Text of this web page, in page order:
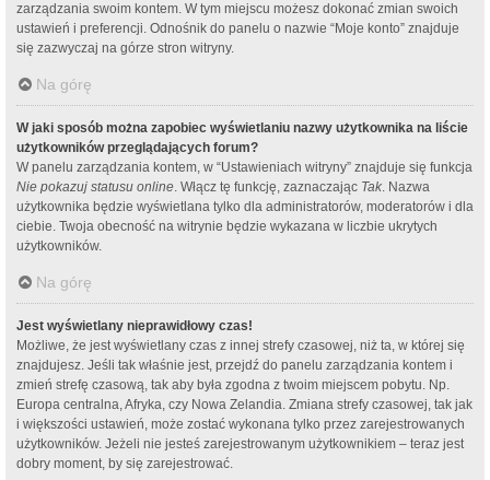
zarządzania swoim kontem. W tym miejscu możesz dokonać zmian swoich
ustawień i preferencji. Odnośnik do panelu o nazwie “Moje konto” znajduje
się zazwyczaj na górze stron witryny.
Na górę
W jaki sposób można zapobiec wyświetlaniu nazwy użytkownika na liście
użytkowników przeglądających forum?
W panelu zarządzania kontem, w “Ustawieniach witryny” znajduje się funkcja
Nie pokazuj statusu online. Włącz tę funkcję, zaznaczając Tak. Nazwa
użytkownika będzie wyświetlana tylko dla administratorów, moderatorów i dla
ciebie. Twoja obecność na witrynie będzie wykazana w liczbie ukrytych
użytkowników.
Na górę
Jest wyświetlany nieprawidłowy czas!
Możliwe, że jest wyświetlany czas z innej strefy czasowej, niż ta, w której się
znajdujesz. Jeśli tak właśnie jest, przejdź do panelu zarządzania kontem i
zmień strefę czasową, tak aby była zgodna z twoim miejscem pobytu. Np.
Europa centralna, Afryka, czy Nowa Zelandia. Zmiana strefy czasowej, tak jak
i większości ustawień, może zostać wykonana tylko przez zarejestrowanych
użytkowników. Jeżeli nie jesteś zarejestrowanym użytkownikiem – teraz jest
dobry moment, by się zarejestrować.